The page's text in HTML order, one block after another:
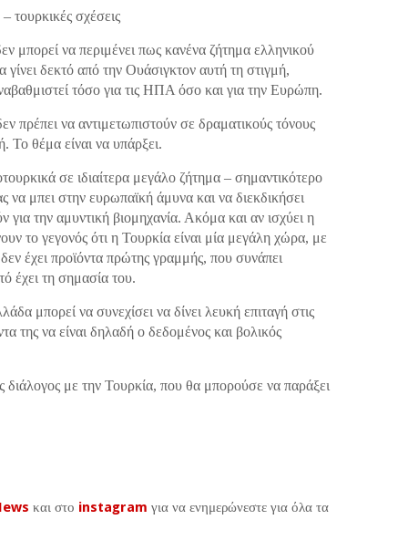
τουρκικές σχέσεις
μπορεί να περιμένει πως κανένα ζήτημα ελληνικού
γίνει δεκτό από την Ουάσιγκτον αυτή τη στιγμή,
τόσο για τις ΗΠΑ όσο και για την Ευρώπη.
πρέπει να αντιμετωπιστούν σε δραματικούς τόνους
Το θέμα είναι να υπάρξει.
σε ιδιαίτερα μεγάλο ζήτημα – σημαντικότερο
να μπει στην ευρωπαϊκή άμυνα και να διεκδικήσει
την αμυντική βιομηχανία. Ακόμα και αν ισχύει η
το γεγονός ότι η Τουρκία είναι μία μεγάλη χώρα, με
έχει προϊόντα πρώτης γραμμής, που συνάπει
έχει τη σημασία του.
μπορεί να συνεχίσει να δίνει λευκή επιταγή στις
της να είναι δηλαδή ο δεδομένος και βολικός
διάλογος με την Τουρκία, που θα μπορούσε να παράξει
και στο instagram για να ενημερώνεστε για όλα τα